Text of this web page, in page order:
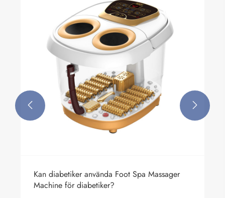
Kan diabetiker använda Foot Spa Massager
Machine för diabetiker?
 